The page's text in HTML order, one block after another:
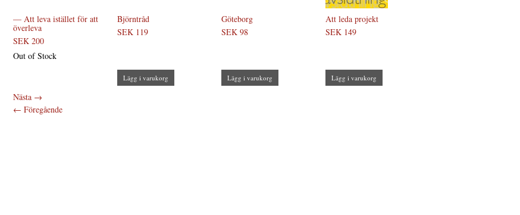
— Att leva istället för att
överleva
SEK 200
Out of Stock
Björntråd
SEK 119
Lägg i varukorg
Göteborg
SEK 98
Lägg i varukorg
Att leda projekt
SEK 149
Lägg i varukorg
Nästa →
← Föregående